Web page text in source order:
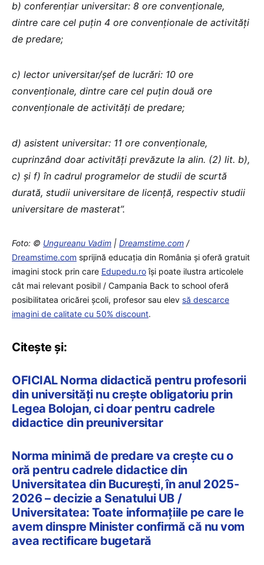
b) conferențiar universitar: 8 ore convenționale,
dintre care cel puțin 4 ore convenționale de activități
de predare;
c) lector universitar/șef de lucrări: 10 ore
convenționale, dintre care cel puțin două ore
convenționale de activități de predare;
d) asistent universitar: 11 ore convenționale,
cuprinzând doar activități prevăzute la alin. (2) lit. b),
c) și f) în cadrul programelor de studii de scurtă
durată, studii universitare de licență, respectiv studii
universitare de masterat”.
Foto: © Ungureanu Vadim | Dreamstime.com /
Dreamstime.com sprijină educaţia din România şi oferă gratuit
imagini stock prin care Edupedu.roîşi poate ilustra articolele
cât mai relevant posibil / Campania Back to school oferă
posibilitatea oricărei școli, profesor sau elev să descarce
imagini de calitate cu 50% discount.
Citește și:
OFICIAL Norma didactică pentru profesorii
din universități nu crește obligatoriu prin
Legea Bolojan, ci doar pentru cadrele
didactice din preuniversitar
Norma minimă de predare va crește cu o
oră pentru cadrele didactice din
Universitatea din București, în anul 2025-
2026 – decizie a Senatului UB /
Universitatea: Toate informațiile pe care le
avem dinspre Minister confirmă că nu vom
avea rectificare bugetară